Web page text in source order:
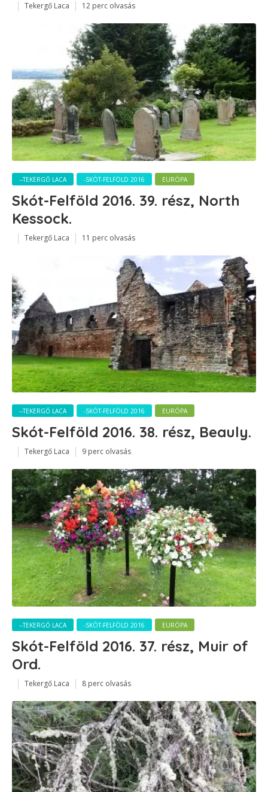
Tekergő Laca 12 perc olvasás
--TEKERGŐ LACA -SKÓT-FELFÖLD 2016 EURÓPA
Skót-Felföld 2016. 39. rész, North
Kessock.
Tekergő Laca 11 perc olvasás
--TEKERGŐ LACA -SKÓT-FELFÖLD 2016 EURÓPA
Skót-Felföld 2016. 38. rész, Beauly.
Tekergő Laca 9 perc olvasás
--TEKERGŐ LACA -SKÓT-FELFÖLD 2016 EURÓPA
Skót-Felföld 2016. 37. rész, Muir of
Ord.
Tekergő Laca 8 perc olvasás